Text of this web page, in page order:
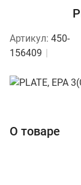
Артикул: 450-
156409
О товаре